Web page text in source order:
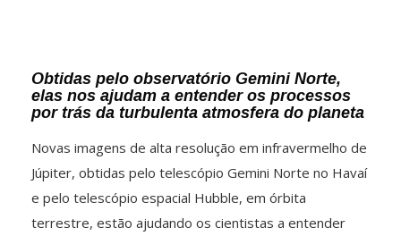
Obtidas pelo observatório Gemini Norte,
elas nos ajudam a entender os processos
por trás da turbulenta atmosfera do planeta
Novas imagens de alta resolução em infravermelho de
Júpiter, obtidas pelo telescópio Gemini Norte no Havaí
e pelo telescópio espacial Hubble, em órbita
terrestre, estão ajudando os cientistas a entender